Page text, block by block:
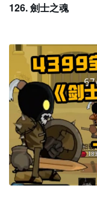
126. 劍士之魂